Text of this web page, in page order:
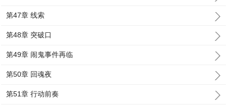
第47章 线索
第48章 突破口
第49章 闹鬼事件再临
第50章 回魂夜
第51章 行动前奏